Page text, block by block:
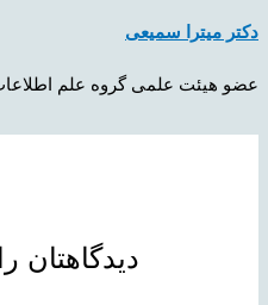
دکتر میترا سمیعی
عضو هیئت علمی گروه علم
دیدگاهتان